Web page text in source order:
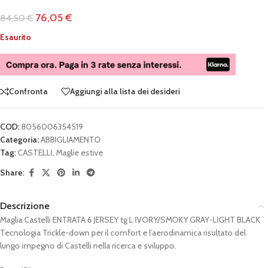
84,50€ 76,05€
Esaurito
Confronta Aggiungi alla lista dei desideri
COD:8056006354519
Categoria:ABBIGLIAMENTO
Tag:CASTELLI, Maglie estive
Share:
Descrizione
Maglia Castelli ENTRATA 6 JERSEY tg L IVORY/SMOKY GRAY-LIGHT BLACK
Tecnologia Trickle-down per il comfort e l’aerodinamica risultato del
lungo impegno di Castelli nella ricerca e sviluppo.